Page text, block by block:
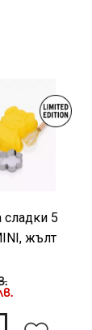
сладки 5
жълт